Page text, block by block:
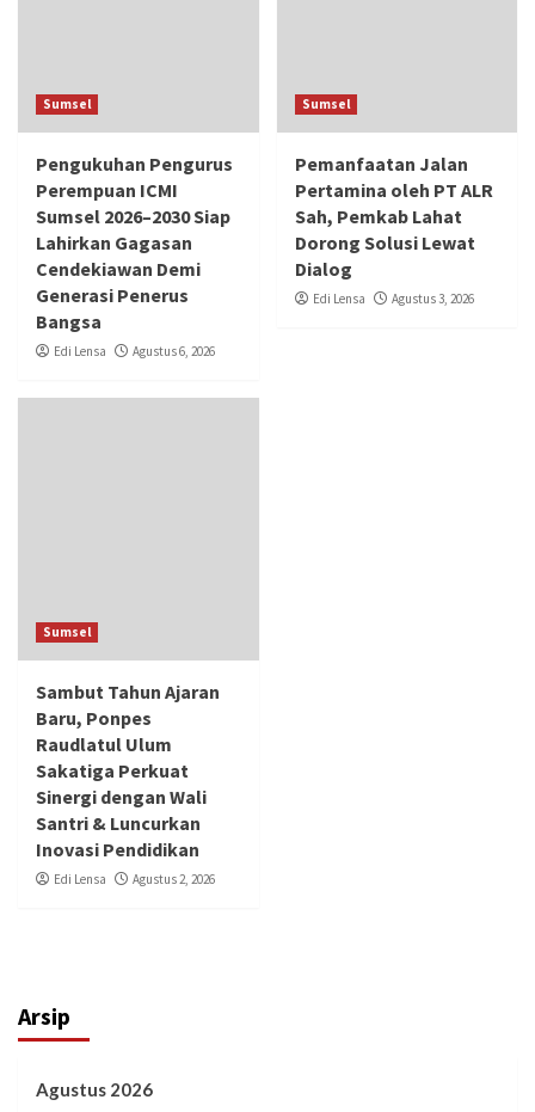
Sumsel
Pengukuhan Pengurus
Perempuan ICMI
Sumsel 2026–2030 Siap
Lahirkan Gagasan
Cendekiawan Demi
Generasi Penerus
Bangsa
Edi Lensa Agustus 6, 2026
Sumsel
Pemanfaatan Jalan
Pertamina oleh PT ALR
Sah, Pemkab Lahat
Dorong Solusi Lewat
Dialog
Edi Lensa Agustus 3, 2026
Sumsel
Sambut Tahun Ajaran
Baru, Ponpes
Raudlatul Ulum
Sakatiga Perkuat
Sinergi dengan Wali
Santri & Luncurkan
Inovasi Pendidikan
Edi Lensa Agustus 2, 2026
Arsip
Agustus 2026